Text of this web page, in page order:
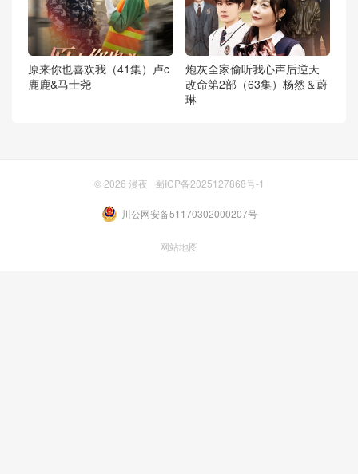
原来你也喜欢我（41集）卢c
鹿鹿&马士尧
炮灰全家偷听我心声后逆天
改命第2部（63集）杨然＆蔚
琳
© 2026 漫夜 蜀ICP备2025127868号-1
川公网安备51170302000207号
网站地图